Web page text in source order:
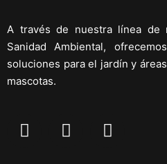
A través de nuestra línea de
Sanidad Ambiental,
soluciones para el jardín y
mascotas.